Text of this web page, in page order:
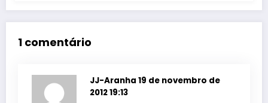
1 comentário
JJ-Aranha 19 de novembro de
2012 19:13